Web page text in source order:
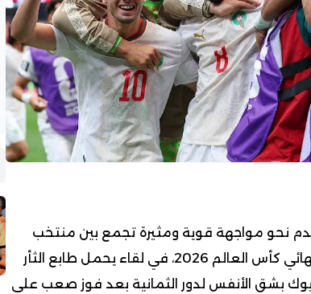
نحو مواجهة قوية ومثيرة تجمع بين منتخب
فرنسا والمغرب في ربع نهائي كأس العالم 2026، في لقاء يحمل طابع الثأر
بشق الأنفس لدور الثمانية بعد فوز صعب على